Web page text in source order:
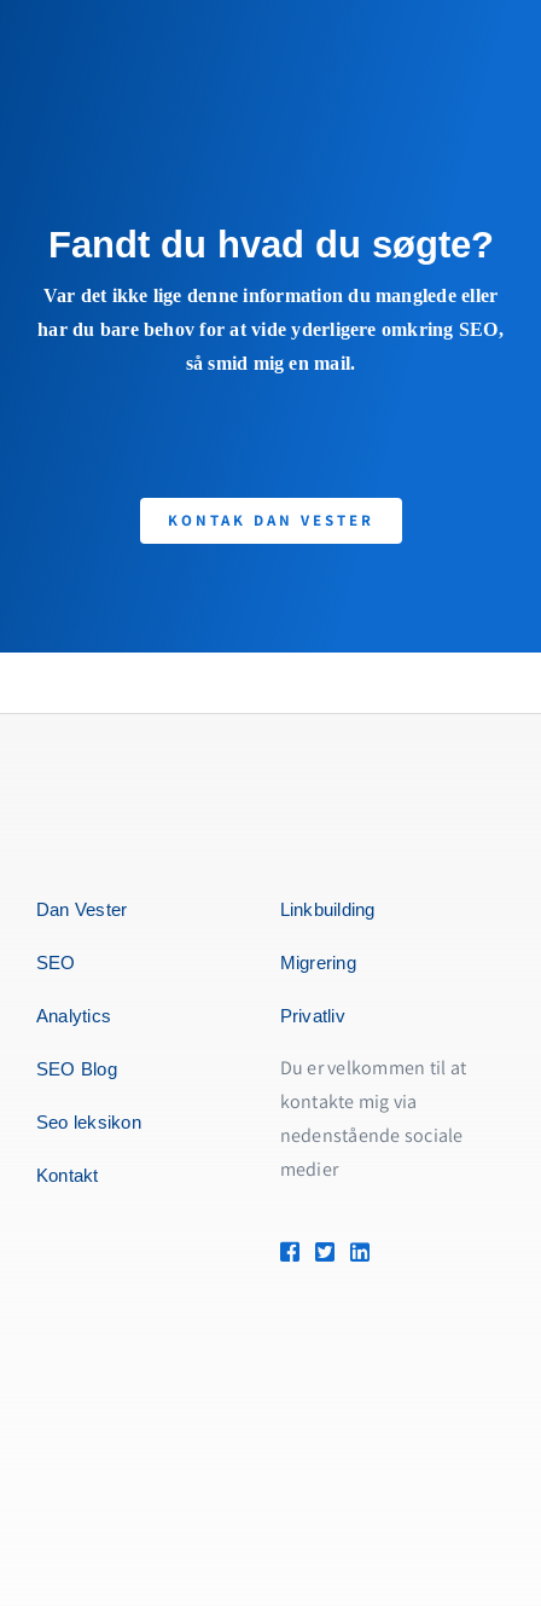
Fandt du hvad du søgte?
Var det ikke lige denne information du manglede eller
har du bare behov for at vide yderligere omkring SEO,
så smid mig en mail.
KONTAK DAN VESTER
Dan Vester
SEO
Analytics
SEO Blog
Seo leksikon
Kontakt
Linkbuilding
Migrering
Privatliv
Du er velkommen til at
kontakte mig via
nedenstående sociale
medier